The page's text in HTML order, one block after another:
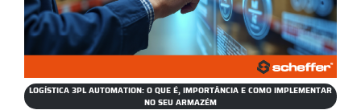
LOGÍSTICA 3PL AUTOMATION: O QUE É, IMPORTÂNCIA E COMO IMPLEMENTAR
NO SEU ARMAZÉM